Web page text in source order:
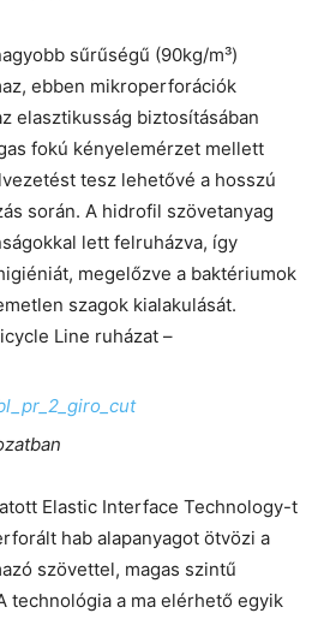
sűrűségű (90kg/m³)
ebben mikroperforációk
elasztikusság biztosításában
fokú kényelemérzet mellett
tesz lehetővé a hosszú
során. A hidrofil szövetanyag
lett felruházva, így
megelőzve a baktériumok
szagok kialakulását.
Line ruházat –
Elastic Interface Technology-t
hab alapanyagot ötvözi a
szövettel, magas szintű
technológia a ma elérhető egyik